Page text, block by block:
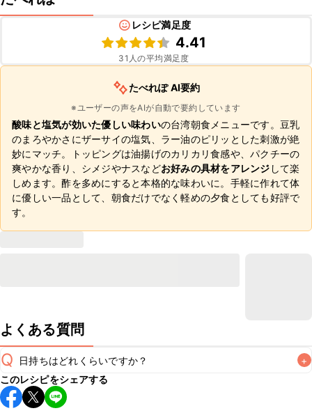
レシピ満足度
4.41
31 人の平均満足度
たべれぽ AI要約
※ユーザーの声をAIが自動で要約しています
酸味と塩気が効いた優しい味わいの台湾朝食メニューです。豆乳
のまろやかさにザーサイの塩気、ラー油のピリッとした刺激が絶
妙にマッチ。トッピングは油揚げのカリカリ食感や、パクチーの
爽やかな香り、シメジやナスなどお好みの具材をアレンジ して楽
しめます。酢を多めにすると本格的な味わいに。手軽に作れて体
に優しい一品として、朝食だけでなく軽めの夕食としても好評で
す。
よくある質問
Q 日持ちはどれくらいですか？ +
保存期間は冷蔵で当日中が目安です。なるべくお早めにお召
し上がりください。
このレシピをシェアする